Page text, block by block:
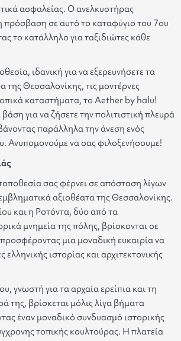
ασφαλείας. Ο ανελκυστήρας
πρόσβαση σε αυτό το καταφύγιο του 7ου
το κατάλληλο για ταξιδιώτες κάθε
ιδανική για να εξερευνήσετε τα
της Θεσσαλονίκης, τις μοντέρνες
καταστήματα, το Aether by halu!
βάση για να ζήσετε την πολιτιστική πλευρά
παράλληλα την άνεση ενός
Ανυπομονούμε να σας φιλοξενήσουμε!
σας φέρνει σε απόσταση λίγων
αξιοθέατα της Θεσσαλονίκης.
και η Ροτόντα, δύο από τα
μνημεία της πόλης, βρίσκονται σε
μια μοναδική ευκαιρία να
ελληνικής ιστορίας και αρχιτεκτονικής
γνωστή για τα αρχαία ερείπια και τη
της, βρίσκεται μόλις λίγα βήματα
έναν μοναδικό συνδυασμό ιστορικής
τοπικής κουλτούρας. Η πλατεία